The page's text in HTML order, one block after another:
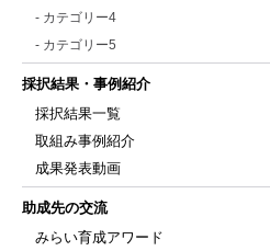
- カテゴリー4
- カテゴリー5
採択結果・事例紹介
採択結果一覧
取組み事例紹介
成果発表動画
助成先の交流
みらい育成アワード